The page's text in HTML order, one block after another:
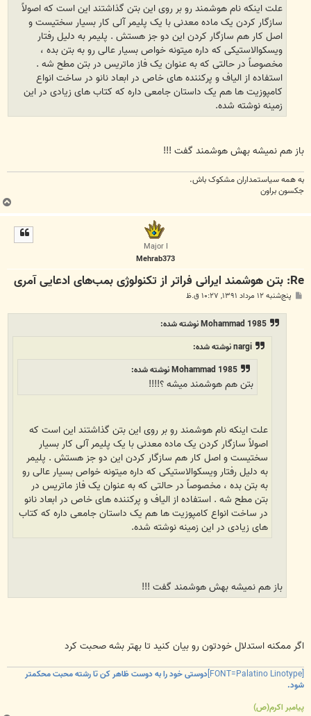
علت اینکه نام هوشمند رو بر روی این بتن گذاشتند این است که اصولاً
سازگار کردن یک ماده معدنی با یک پلیمر آلی کار بسیار سختیست و
اصل کار هم سازگار کردن این دو جز هستش . پلیمر به دلیل رفتار
ویسکوالاستیکی که داره میتونه خواص بسیار عالی رو به بتن بده ،
مخصوصاً در حالتی که به عنوان یک فاز ماتریس در بتن مطح شه .
استفاده از الیاف و پرکننده های خاص در ابعاد نانو در ساخت انواع
کامپوزیت ها هم یک داستان جامعی داره که کتاب های زیادی در این
زمینه نوشته شده.
باز هم نمیشه بهش هوشمند گفت !!!
به همه سياستمداران مشکوک باش.
جکسون براون
ب
ا
Major I
Mehrab373
Re: بتن‌ هوشمند ایرانی فراتر از تکنولوژی بمب‌های ادعایی آمری
پ پنج‌شنبه ۱۲ مرداد ۱۳۹۱, ۱۰:۲۷ ق.ظ
Mohammad 1985 نوشته شده:
nargi نوشته شده:
Mohammad 1985 نوشته شده:
بتن هم هوشمند میشه ؟!!!!
علت اینکه نام هوشمند رو بر روی این بتن گذاشتند این است که
اصولاً سازگار کردن یک ماده معدنی با یک پلیمر آلی کار بسیار
سختیست و اصل کار هم سازگار کردن این دو جز هستش . پلیمر
به دلیل رفتار ویسکوالاستیکی که داره میتونه خواص بسیار عالی رو
به بتن بده ، مخصوصاً در حالتی که به عنوان یک فاز ماتریس در
بتن مطح شه . استفاده از الیاف و پرکننده های خاص در ابعاد نانو
در ساخت انواع کامپوزیت ها هم یک داستان جامعی داره که کتاب
های زیادی در این زمینه نوشته شده.
باز هم نمیشه بهش هوشمند گفت !!!
اگر ممکنه استدلال خودتون رو بیان کنید تا بهتر بشه صحبت کرد
دوستی خود را به دوست ظاهر کن تا رشته محبت محکمتر
شود.
پیامبر اکرم(ص)